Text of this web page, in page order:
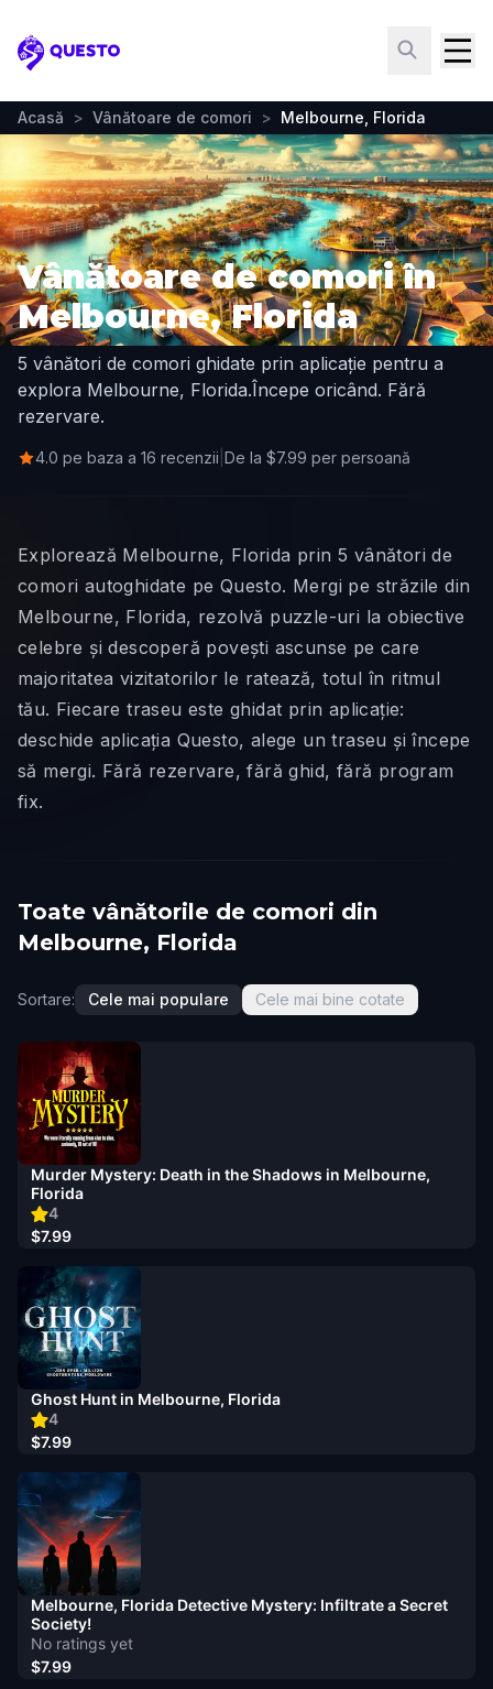
Questo
Acasă > Vânătoare de comori > Melbourne, Florida
Vânătoare de comori în
Melbourne, Florida
5 vânători de comori ghidate prin aplicație pentru a
explora Melbourne, Florida.Începe oricând. Fără
rezervare.
4.0 pe baza a 16 recenzii De la $7.99 per persoană
Explorează Melbourne, Florida prin 5 vânători de
comori autoghidate pe Questo. Mergi pe străzile din
Melbourne, Florida, rezolvă puzzle-uri la obiective
celebre și descoperă povești ascunse pe care
majoritatea vizitatorilor le ratează, totul în ritmul
tău. Fiecare traseu este ghidat prin aplicație:
deschide aplicația Questo, alege un traseu și începe
să mergi. Fără rezervare, fără ghid, fără program
fix.
Toate vânătorile de comori din
Melbourne, Florida
Sortare: Cele mai populare Cele mai bine cotate
4
Murder Mystery: Death in the Shadows in Melbourne,
Florida
$7.99
4
Ghost Hunt in Melbourne, Florida
$7.99
No ratings yet
Melbourne, Florida Detective Mystery: Infiltrate a Secret
Society!
$7.99